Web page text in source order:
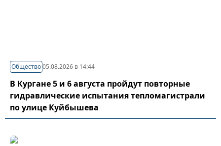
Общество05.08.2026 в 14:44
В Кургане 5 и 6 августа пройдут повторные
гидравлические испытания тепломагистрали
по улице Куйбышева